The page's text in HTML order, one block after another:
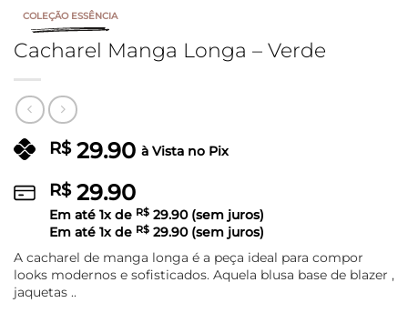
COLEÇÃO ESSÊNCIA
Cacharel Manga Longa – Verde
R$29.90 à Vista no Pix
R$29.90
Em até 1x de R$ 29.90(sem juros)
Em até 1x de R$ 29.90(sem juros)
A cacharel de manga longa é a peça ideal para compor
looks modernos e sofisticados. Aquela blusa base de blazer ,
jaquetas ..